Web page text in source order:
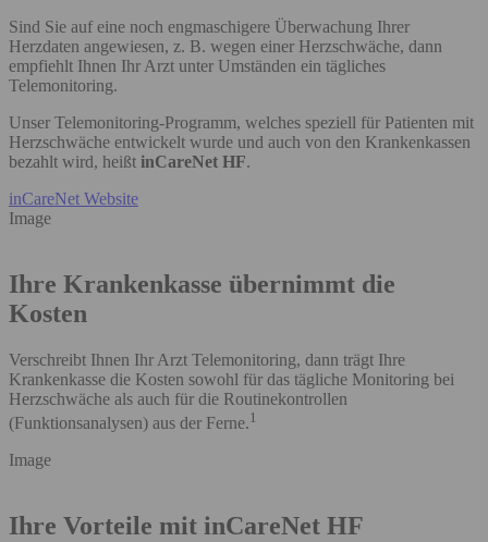
Sind Sie auf eine noch engmaschigere Überwachung Ihrer
Herzdaten angewiesen, z. B. wegen einer Herzschwäche, dann
empfiehlt Ihnen Ihr Arzt unter Umständen ein tägliches
Telemonitoring.
Unser Telemonitoring-Programm, welches speziell für Patienten mit
Herzschwäche entwickelt wurde und auch von den Krankenkassen
bezahlt wird, heißt inCareNet HF.
inCareNet Website
Image
Ihre Krankenkasse übernimmt die
Kosten
Verschreibt Ihnen Ihr Arzt Telemonitoring, dann trägt Ihre
Krankenkasse die Kosten sowohl für das tägliche Monitoring bei
Herzschwäche als auch für die Routinekontrollen
(Funktionsanalysen) aus der Ferne.1
Image
Ihre Vorteile mit inCareNet HF